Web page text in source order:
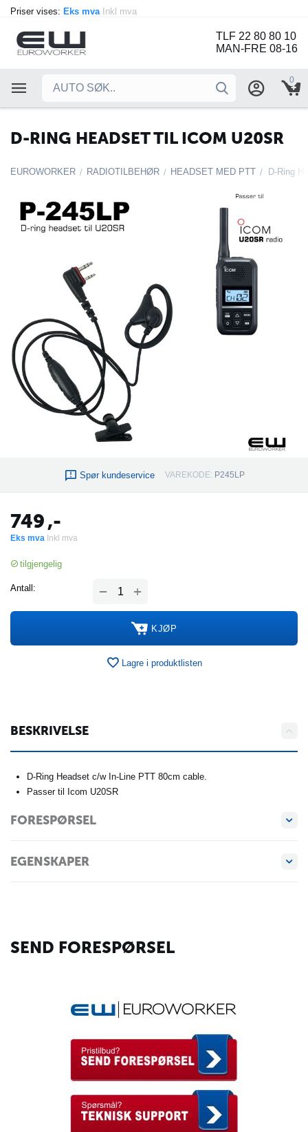
Priser vises: Eks mva Inkl mva
TLF 22 80 80 10
MAN-FRE 08-16
0
D-RING HEADSET TIL ICOM U20SR
EUROWORKER / RADIOTILBEHØR / HEADSET MED PTT / D-Ring
Spør kundeservice VAREKODE: P245LP
749,-
Eks mva Inkl mva
tilgjengelig
Antall: +
−
KJØP
Lagre i produktlisten
BESKRIVELSE
D-Ring Headset c/w In-Line PTT 80cm cable.
Passer til Icom U20SR
FORESPØRSEL
EGENSKAPER
SEND FORESPØRSEL